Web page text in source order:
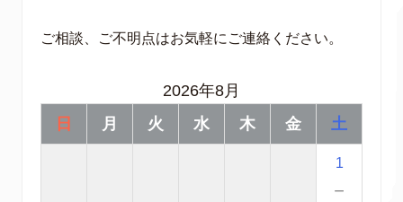
ご相談、ご不明点はお気軽にご連絡ください。
2026年8月
日
月 火 水 木 金 土
1
－